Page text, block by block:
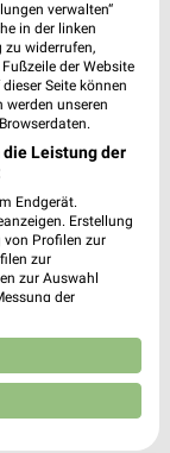
in
verwalten“
in der linken
zu widerrufen,
der Website
Seite können
werden unseren
die Leistung der
Endgerät.
Erstellung
von Profilen zur
zur
zur Auswahl
der
Entwicklung und
zur Auswahl
und in die